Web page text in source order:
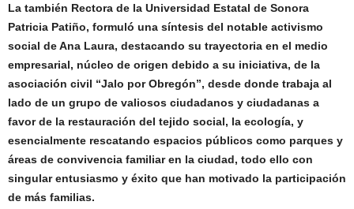
La también Rectora de la Universidad Estatal de Sonora
Patricia Patiño, formuló una síntesis del notable activismo
social de Ana Laura, destacando su trayectoria en el medio
empresarial, núcleo de origen debido a su iniciativa, de la
asociación civil “Jalo por Obregón”, desde donde trabaja al
lado de un grupo de valiosos ciudadanos y ciudadanas a
favor de la restauración del tejido social, la ecología, y
esencialmente rescatando espacios públicos como parques y
áreas de convivencia familiar en la ciudad, todo ello con
singular entusiasmo y éxito que han motivado la participación
de más familias.